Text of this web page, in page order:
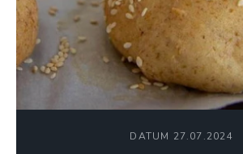
DATUM 27.07.2024